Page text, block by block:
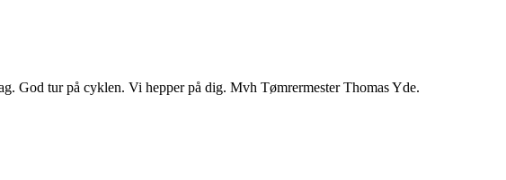
God tur på cyklen. Vi hepper på dig. Mvh Tømrermester Thomas Yde.